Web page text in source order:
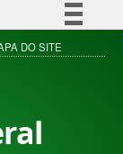
DO SITE